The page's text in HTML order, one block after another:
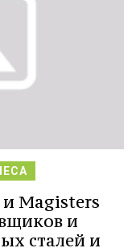
и Magisters
и
сталей и